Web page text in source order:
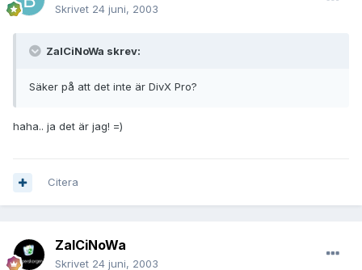
Skrivet 24 juni, 2003
ZalCiNoWa skrev:
Säker på att det inte är DivX Pro?
haha.. ja det är jag! =)
Citera
ZalCiNoWa
Skrivet 24 juni, 2003